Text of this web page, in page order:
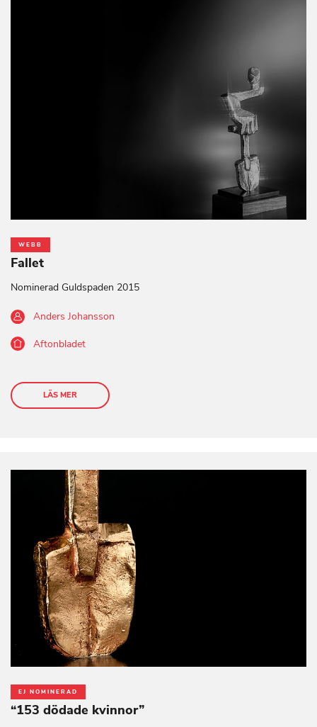
WEBB
Fallet
Nominerad Guldspaden 2015
Anders Johansson
Aftonbladet
LÄS MER
EJ NOMINERAD
“153 dödade kvinnor”